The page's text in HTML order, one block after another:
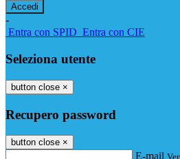
-
Entra con SPID Entra con CIE
Seleziona utente
button close ×
Recupero password
button close ×
E-mail